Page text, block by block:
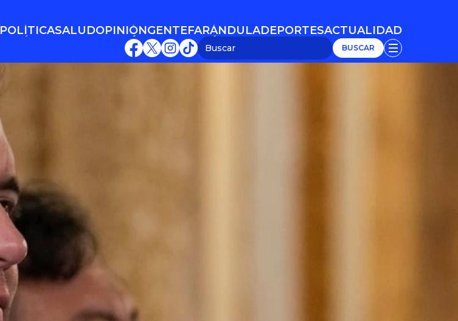
POLÍTICASALUDOPINIÓN
OPINIÓN
GENTE
GENTE
FARÁNDULA
FARÁNDULA
DEPORTESACTUALIDAD
ACTUALIDAD